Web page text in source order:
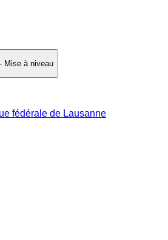
Mise à niveau